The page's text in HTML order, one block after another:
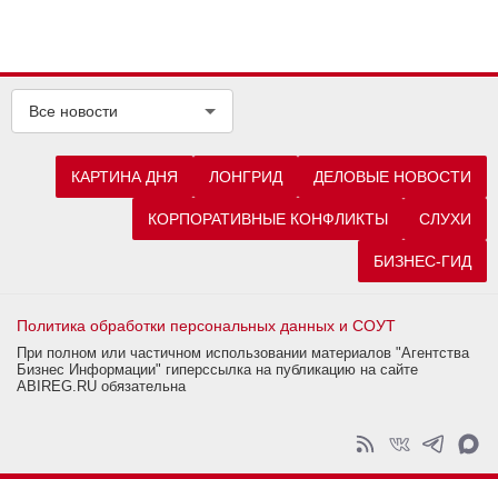
Все новости
КАРТИНА ДНЯ ЛОНГРИД ДЕЛОВЫЕ НОВОСТИ
КОРПОРАТИВНЫЕ КОНФЛИКТЫ СЛУХИ
БИЗНЕС-ГИД
Политика обработки персональных данных и СОУТ
При полном или частичном использовании материалов "Агентства
Бизнес Информации" гиперссылка на публикацию на сайте
ABIREG.RU обязательна